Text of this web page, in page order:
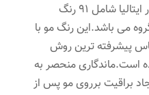
رنگ موی اسکالیم ساخت کشور ایتالیا شامل 91 رنگ
و متنوع در 22 گروه می باشد.این رنگ مو با
پیشرفته ترین روش
است.ماندگاری منحصر به
براقیت برروی مو پس از